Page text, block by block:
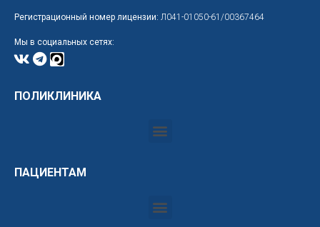
Регистрационный номер лицензии: Л041-01050-61/00367464
Мы в социальных сетях:
ПОЛИКЛИНИКА
ПАЦИЕНТАМ